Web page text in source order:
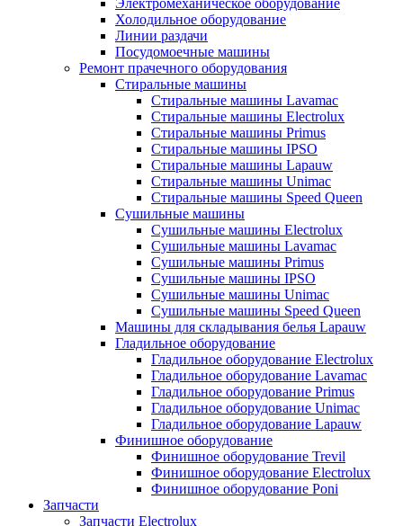
Электромеханическое оборудование
Холодильное оборудование
Линии раздачи
Посудомоечные машины
Ремонт прачечного оборудования
Стиральные машины
Стиральные машины Lavamac
Стиральные машины Electrolux
Стиральные машины Primus
Стиральные машины IPSO
Стиральные машины Lapauw
Стиральные машины Unimac
Стиральные машины Speed Queen
Сушильные машины
Сушильные машины Electrolux
Сушильные машины Lavamac
Сушильные машины Primus
Сушильные машины IPSO
Сушильные машины Unimac
Сушильные машины Speed Queen
Машины для складывания белья Lapauw
Гладильное оборудование
Гладильное оборудование Electrolux
Гладильное оборудование Lavamac
Гладильное оборудование Primus
Гладильное оборудование Unimac
Гладильное оборудование Lapauw
Финишное оборудование
Финишное оборудование Trevil
Финишное оборудование Electrolux
Финишное оборудование Poni
Запчасти
Запчасти Electrolux